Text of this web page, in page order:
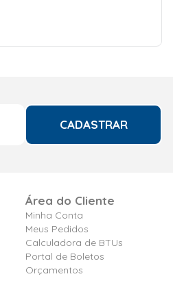
CADASTRAR
Área do Cliente
Minha Conta
Meus Pedidos
Calculadora de BTUs
Portal de Boletos
Orçamentos